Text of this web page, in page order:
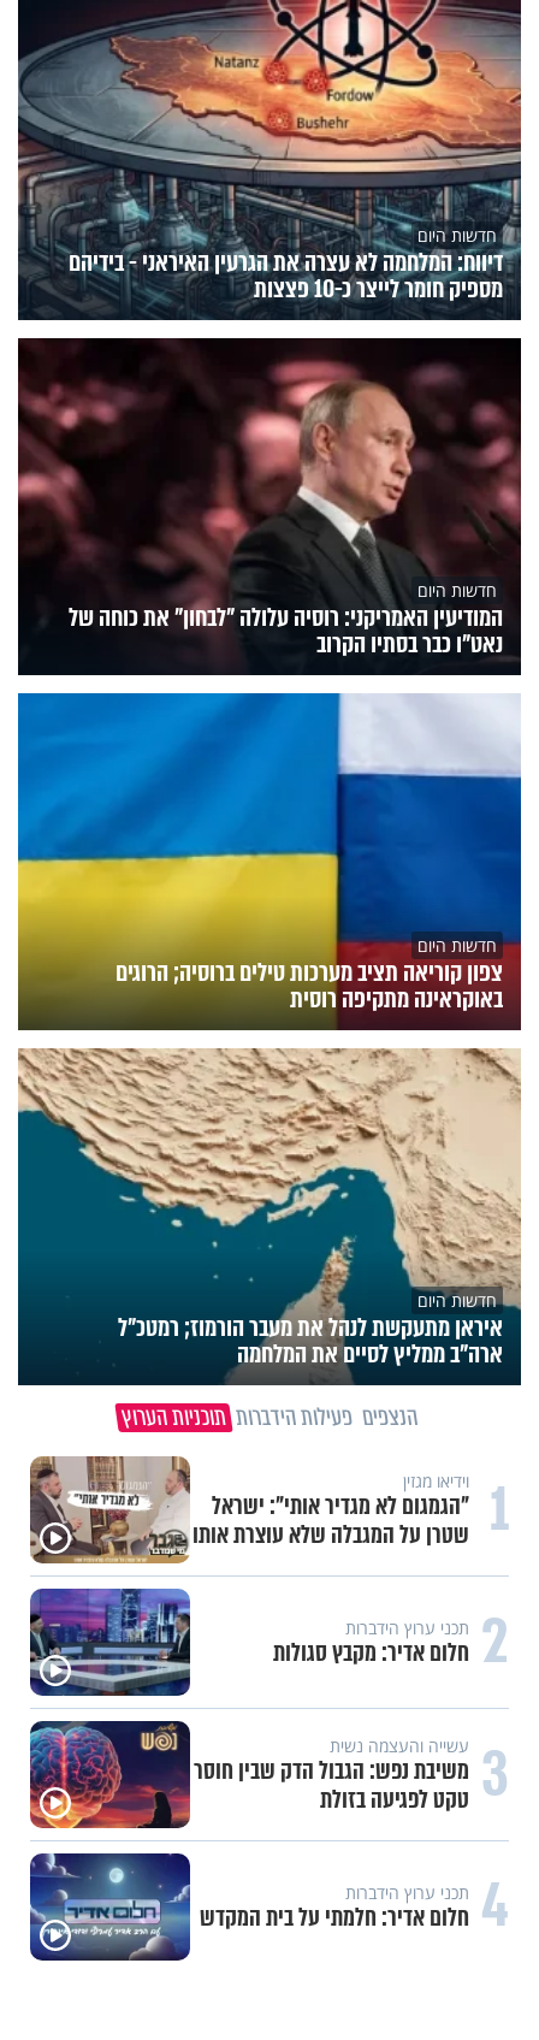
חדשות היום
דיווח: המלחמה לא עצרה את הגרעין האיראני - בידיהם
מספיק חומר לייצר כ-10 פצצות
חדשות היום
המודיעין האמריקני: רוסיה עלולה "לבחון" את כוחה של
נאט"ו כבר בסתיו הקרוב
חדשות היום
צפון קוריאה תציב מערכות טילים ברוסיה; הרוגים
באוקראינה מתקיפה רוסית
חדשות היום
איראן מתעקשת לנהל את מעבר הורמוז; רמטכ"ל
ארה"ב ממליץ לסיים את המלחמה
הנצפים פעילות הידברות תוכניות הערוץ
1 וידיאו מגזין
"הגמגום לא מגדיר אותי": ישראל
שטרן על המגבלה שלא עוצרת אותו
2 תכני ערוץ הידברות
חלום אדיר: מקבץ סגולות
3 עשייה והעצמה נשית
משיבת נפש: הגבול הדק שבין חוסר
טקט לפגיעה בזולת
4 תכני ערוץ הידברות
חלום אדיר: חלמתי על בית המקדש